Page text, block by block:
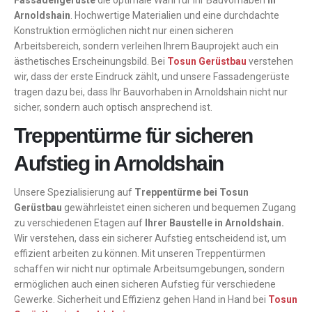
Arnoldshain . Hochwertige Materialien und eine durchdachte
Konstruktion ermöglichen nicht nur einen sicheren
Arbeitsbereich, sondern verleihen Ihrem Bauprojekt auch ein
ästhetisches Erscheinungsbild. Bei Tosun Gerüstbau verstehen
wir, dass der erste Eindruck zählt, und unsere Fassadengerüste
tragen dazu bei, dass Ihr Bauvorhaben in Arnoldshain nicht nur
sicher, sondern auch optisch ansprechend ist.
Treppentürme für sicheren
Aufstieg in Arnoldshain
Unsere Spezialisierung auf Treppentürme bei Tosun
Gerüstbau gewährleistet einen sicheren und bequemen Zugang
zu verschiedenen Etagen auf
Ihrer Baustelle in Arnoldshain.
Wir verstehen, dass ein sicherer Aufstieg entscheidend ist, um
effizient arbeiten zu können. Mit unseren Treppentürmen
schaffen wir nicht nur optimale Arbeitsumgebungen, sondern
ermöglichen auch einen sicheren Aufstieg für verschiedene
Gewerke. Sicherheit und Effizienz gehen Hand in Hand bei Tosun